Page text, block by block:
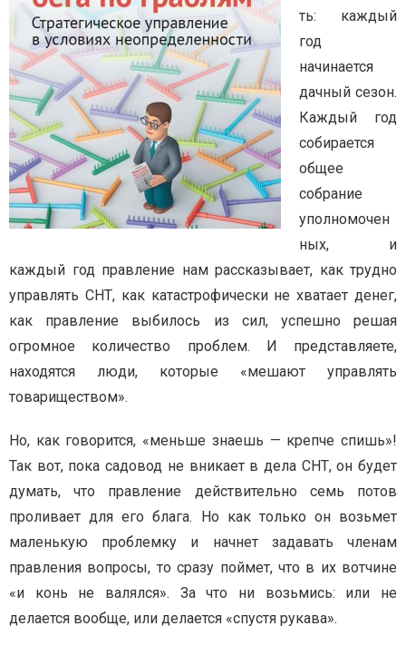
ть: каждый
год
начинается
дачный сезон.
Каждый год
собирается
общее
собрание
уполномочен
ных, и
каждый год правление нам рассказывает, как трудно
управлять СНТ, как катастрофически не хватает денег,
как правление выбилось из сил, успешно решая
огромное количество проблем. И представляете,
находятся люди, которые «мешают управлять
товариществом».
Но, как говорится, «меньше знаешь — крепче спишь»!
Так вот, пока садовод не вникает в дела СНТ, он будет
думать, что правление действительно семь потов
проливает для его блага. Но как только он возьмет
маленькую проблемку и начнет задавать членам
правления вопросы, то сразу поймет, что в их вотчине
«и конь не валялся». За что ни возьмись: или не
делается вообще, или делается «спустя рукава».